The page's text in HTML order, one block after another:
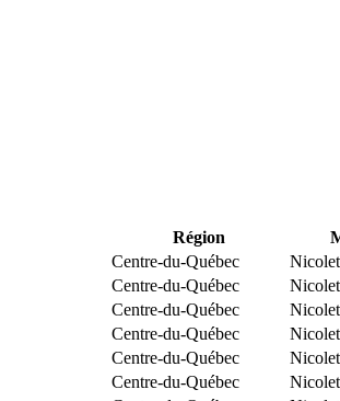
Région
Centre-du-Québec
Nicolet
Centre-du-Québec
Nicolet
Centre-du-Québec
Nicolet
Centre-du-Québec
Nicolet
Centre-du-Québec
Nicolet
Centre-du-Québec
Nicolet